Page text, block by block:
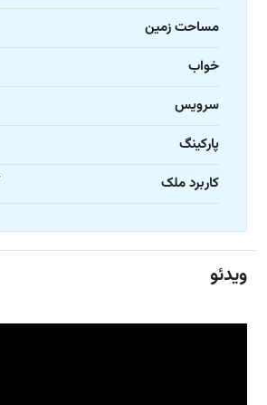
مساحت زمین
خواب
سرویس
پارکینگ
کاربرد ملک
ویدئو